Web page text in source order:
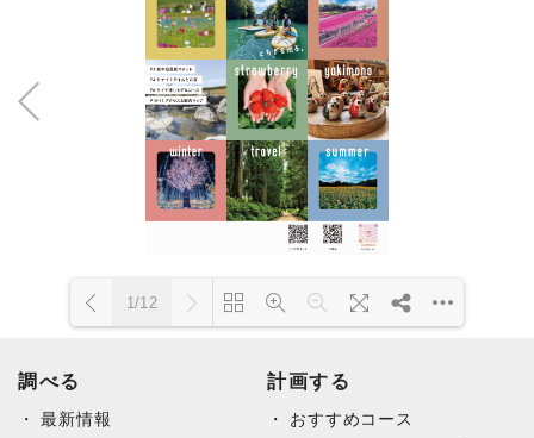
Please wait while flipbook is
FAQs and issues please refer
DearFlip: 読み込み中 PDF
1/12
調べる
最新情報
計画する
おすすめコース